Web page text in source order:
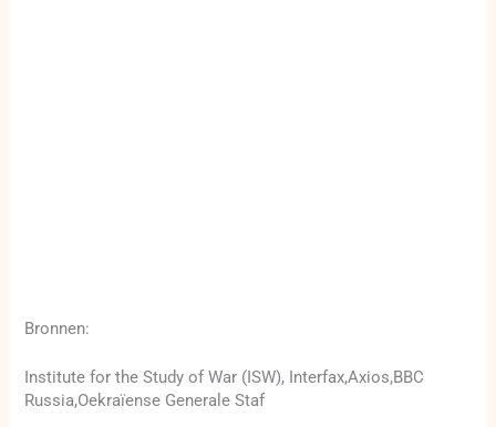
Bronnen:
Institute for the Study of War (ISW), Interfax,Axios,BBC
Russia,Oekraïense Generale Staf